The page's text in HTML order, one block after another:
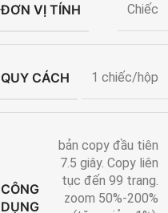
ĐƠN VỊ TÍNH Chiếc
QUY CÁCH 1 chiếc/hộp
CÔNG
DỤNG
bản copy đầu tiên
7.5 giây. Copy liên
tục đến 99 trang.
zoom 50%-200%